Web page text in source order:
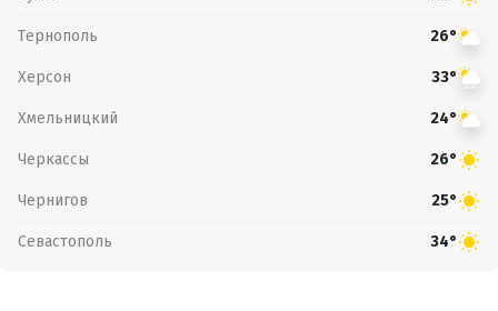
Тернополь 26°
Херсон 33°
Хмельницкий 24°
Черкассы 26°
Чернигов 25°
Севастополь 34°